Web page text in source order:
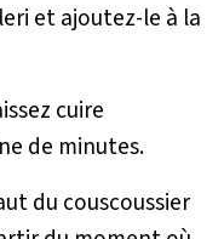
et ajoutez-le à la
cuire
de minutes.
du couscoussier